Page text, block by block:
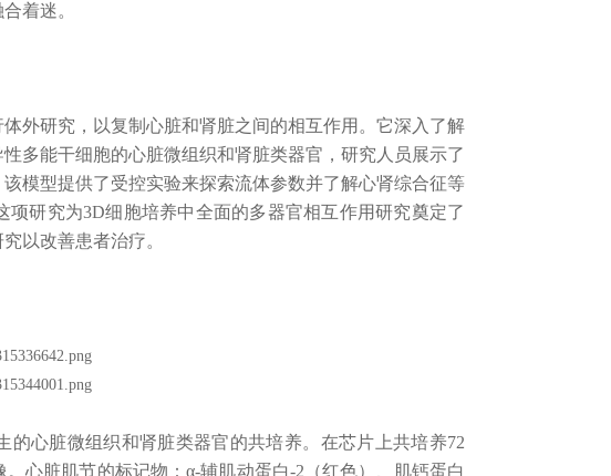
着迷。
研究，以复制心脏和肾脏之间的相互作用。它深入了解
多能干细胞的心脏微组织和肾脏类器官，研究人员展示了
模型提供了受控实验来探索流体参数并了解心肾综合征等
研究为3D细胞培养中全面的多器官相互作用研究奠定了
以改善患者治疗。
心脏微组织和肾脏类器官的共培养。在芯片上共培养72
心脏肌节的标记物：α-辅肌动蛋白-2（红色）、肌钙蛋白